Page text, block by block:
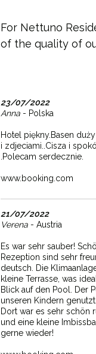
For Nettuno
of the quality of
23/07/2022
Anna - Polska
Hotel piękny.Basen
i zdjeciami..Cisza i
.Polecam serdecznie.
www.booking.com
21/07/2022
Verena - Austria
Es war sehr sauber!
Rezeption sind sehr
deutsch. Die
kleine Terrasse, was
Blick auf den Pool. Der
unseren Kindern
Dort war es sehr schön
und eine kleine
gerne wieder!